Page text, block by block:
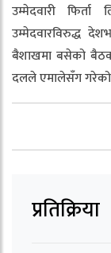
उम्मेदवारी
उम्मेदवारविरुद्ध
बैशाखमा बसेको
दलले एमालेसँग गरेको
प्रतिक्रिया